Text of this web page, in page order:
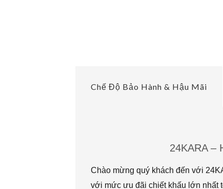
Chế Độ Bảo Hành & Hậu Mãi
24KARA –
Chào mừng quý khách đến với
với mức ưu đãi chiết khấu lớn nhất